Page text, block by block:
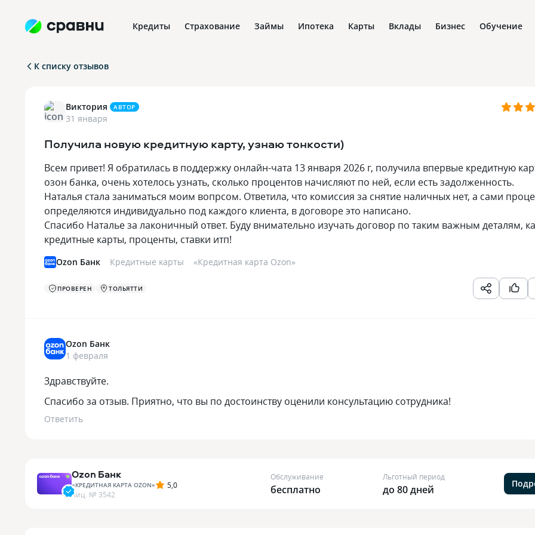
Кредиты Страхование Займы Ипотека Карты Вклады Бизнес Обучение
К списку отзывов
Виктория АВТОР
31 января
Получила новую кредитную карту, узнаю тонкости)
Всем привет! Я обратилась в поддержку онлайн-чата 13 января 2026 г, получила впервые кредитную
озон банка, очень хотелось узнать, сколько процентов начисляют по ней, если есть задолженность.
Наталья стала заниматься моим вопрсом. Ответила, что комиссия за снятие наличных нет, а сами
определяются индивидуально под каждого клиента, в договоре это написано.
Спасибо Наталье за лаконичный ответ. Буду внимательно изучать договор по таким важным деталям,
кредитные карты, проценты, ставки итп!
Ozon Банк Кредитные карты «Кредитная карта Ozon»
ПРОВЕРЕН ТОЛЬЯТТИ
Ozon Банк
1 февраля
Здравствуйте.
Спасибо за отзыв. Приятно, что вы по достоинству оценили консультацию сотрудника!
Ответить
Ozon Банк
«КРЕДИТНАЯ КАРТА OZON»
5,0
лиц. № 3542
Обслуживание
бесплатно
Льготный период
до 80 дней